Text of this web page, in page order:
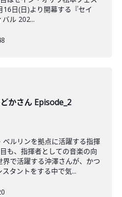
日(日)より開幕する『セイ
ル 202...
かさん Episode_2
ルリンを拠点に活躍する指揮
も、指揮者としての音楽の向
で活躍する沖澤さんが、かつ
タントをする中で気...